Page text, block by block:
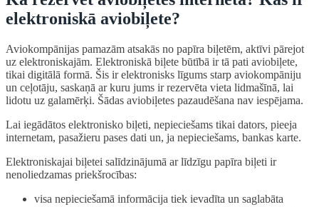
elektroniskā aviobiļete?
Aviokompānijas pamazām atsakās no papīra biļetēm, aktīvi pārejot
uz elektroniskajām. Elektroniskā biļete būtībā ir tā pati aviobiļete,
tikai digitālā formā. Šis ir elektronisks līgums starp aviokompāniju
un ceļotāju, saskaņā ar kuru jums ir rezervēta vieta lidmašīnā, lai
lidotu uz galamērķi. Šādas aviobiļetes pazaudēšana nav iespējama.
Lai iegādātos elektronisko biļeti, nepieciešams tikai dators, pieeja
internetam, pasažieru pases dati un, ja nepieciešams, bankas karte.
Elektroniskajai biļetei salīdzinājumā ar līdzīgu papīra biļeti ir
nenoliedzamas priekšrocības:
visa nepieciešamā informācija tiek ievadīta un saglabāta